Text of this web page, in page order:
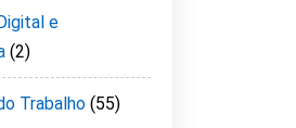
e
(2)
Trabalho (55)